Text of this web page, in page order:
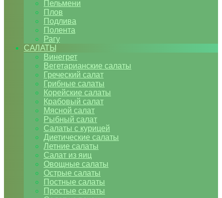
Пельмени
Плов
Подлива
Полента
Рагу
САЛАТЫ
Винегрет
Вегетарианские салаты
Греческий салат
Грибные салаты
Корейские салаты
Крабовый салат
Мясной салат
Рыбный салат
Салаты с курицей
Диетические салаты
Летние салаты
Салат из яиц
Овощные салаты
Острые салаты
Постные салаты
Простые салаты